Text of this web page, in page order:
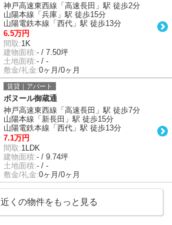
神戸高速東西線「高速長田」駅 徒歩2分
山陽本線「兵庫」駅 徒歩15分
山陽電鉄本線「西代」駅 徒歩13分
6.5万円
間取:1K
建物面積:- / 7.50坪
土地面積:- / -
敷金/礼金:0ヶ月/0ヶ月
賃貸｜アパート
ボヌール御蔵通
神戸高速東西線「高速長田」駅 徒歩7分
山陽本線「新長田」駅 徒歩15分
山陽電鉄本線「西代」駅 徒歩13分
7.1万円
間取:1LDK
建物面積:- / 9.74坪
土地面積:- / -
敷金/礼金:0ヶ月/0ヶ月
近くの物件をもっと見る